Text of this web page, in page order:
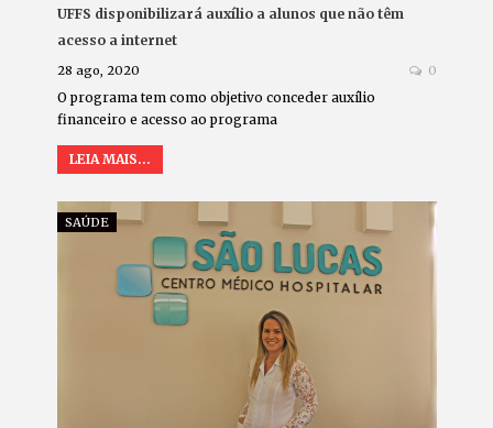
UFFS disponibilizará auxílio a alunos que não têm
acesso a internet
28 ago, 2020 0
O programa tem como objetivo conceder auxílio
financeiro e acesso ao programa
LEIA MAIS...
SAÚDE